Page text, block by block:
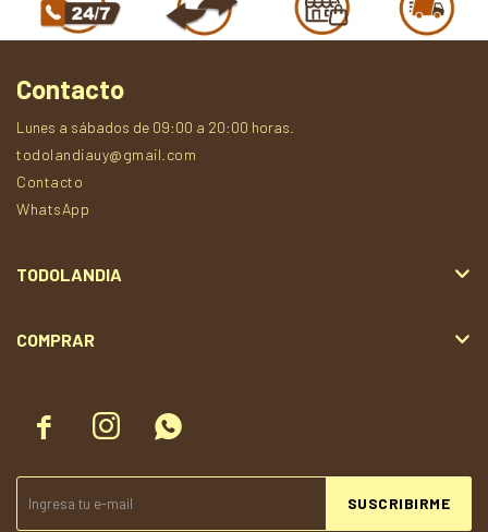
  
SUSCRIBIRME
Contacto
Lunes a sábados de 09:00 a 20:00 horas.
todolandiauy@gmail.com
Contacto
WhatsApp
TODOLANDIA
COMPRAR